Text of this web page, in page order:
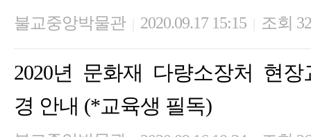
불교중앙박물관 2020.09.17 15:15 조회
2020년 문화재 다량소장처 현장
경 안내 (*교육생 필독)